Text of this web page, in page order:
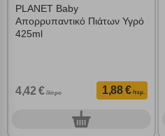
PLANET Baby
Απορρυπαντικό Πιάτων Υγρό
425ml
4,42 € /λίτρο 1,88 € /τεμ.
0τεμ.